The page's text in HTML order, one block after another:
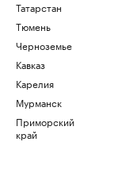
Татарстан
Тюмень
Черноземье
Кавказ
Карелия
Мурманск
Приморский
край